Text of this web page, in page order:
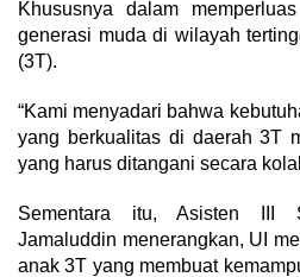
Khususnya dalam
generasi muda di wilayah
(3T).
“Kami menyadari bahwa
yang berkualitas di daerah 3T
yang harus ditangani secara
Sementara itu, Asisten III
Jamaluddin menerangkan, UI
anak 3T yang membuat